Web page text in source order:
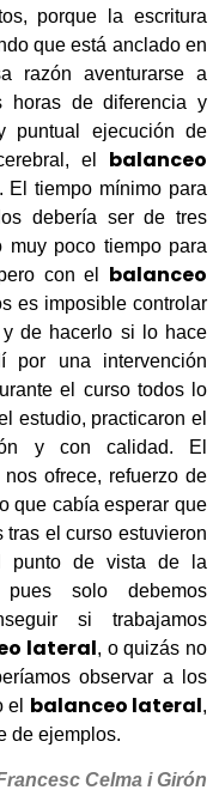
porque la escritura
que está anclado en
razón aventurarse a
horas de diferencia y
puntual ejecución de
el balanceo
El tiempo mínimo para
debería ser de tres
muy poco tiempo para
con el balanceo
es imposible controlar
y de hacerlo si lo hace
por una intervención
el curso todos lo
estudio, practicaron el
y con calidad. El
nos ofrece, refuerzo de
que cabía esperar que
el curso estuvieron
punto de vista de la
solo debemos
si trabajamos
lateral, o quizás no
observar a los
el balanceo lateral,
de ejemplos.
Celma i Girón